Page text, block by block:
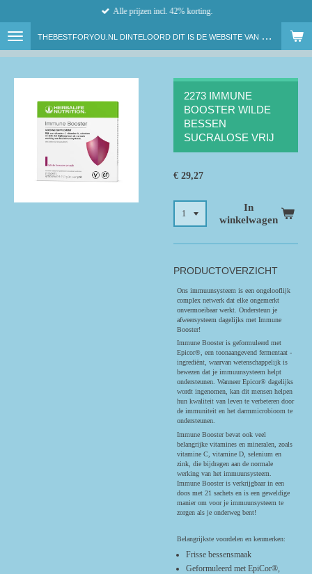
naar
de
THEBESTFORYOU.NL DINTELOORD DIT IS DE WEBSITE VAN ONAFHANKELIJK HERBALIFE NUTRITION MEMBER LENNY VAN DAM
Alle prijzen incl. 42% korting.
2273 IMMUNE
BOOSTER WILDE
BESSEN
SUCRALOSE VRIJ
€ 29,27
In
winkelwagen
PRODUCTOVERZICHT
Ons immuunsysteem is een ongelooflijk
complex netwerk dat elke ongemerkt
onvermoeibaar werkt. Ondersteun je
afweersysteem dagelijks met Immune
Booster!
Immune Booster is geformuleerd met
Epicor®, een toonaangevend fermentaat -
ingrediënt, waarvan wetenschappelijk is
bewezen dat je immuunsysteem helpt
ondersteunen. Wanneer Epicor® dagelijks
wordt ingenomen, kan dit mensen helpen
hun kwaliteit van leven te verbeteren door
de immuniteit en het darmmicrobioom te
ondersteunen.
Immune Booster bevat ook veel
belangrijke vitamines en mineralen, zoals
vitamine C, vitamine D, selenium en
zink, die bijdragen aan de normale
werking van het immuunsysteem.
Immune Booster is verkrijgbaar in een
doos met 21 sachets en is een geweldige
manier om voor je immuunsysteem te
zorgen als je onderweg bent!
Belangrijkste voordelen en kenmerken:
Frisse bessensmaak
Geformuleerd met EpiCor®,